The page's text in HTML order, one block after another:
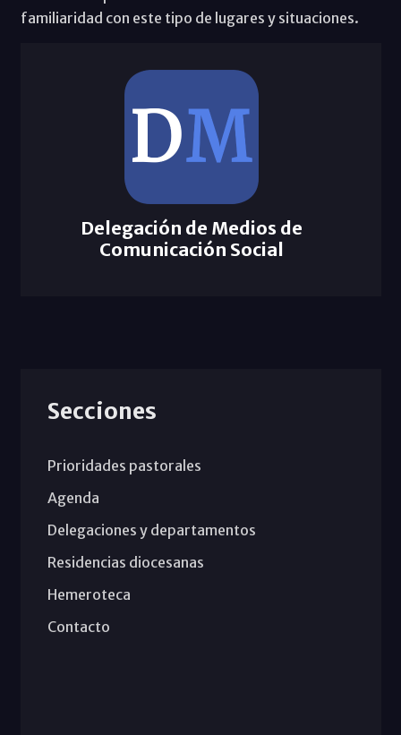
familiaridad con este tipo de lugares y situaciones.
Delegación de Medios de
Comunicación Social
Secciones
Prioridades pastorales
Agenda
Delegaciones y departamentos
Residencias diocesanas
Hemeroteca
Contacto